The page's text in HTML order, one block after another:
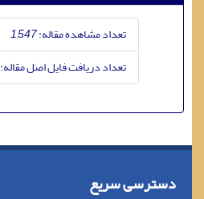
تعداد مشاهده مقاله:1,547
تعداد دریافت فایل اصل مقاله:
دسترسی سریع